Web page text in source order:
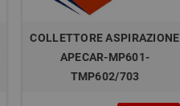
COLLETTORE ASPIRAZIONE
APECAR-MP601-
TMP602/703